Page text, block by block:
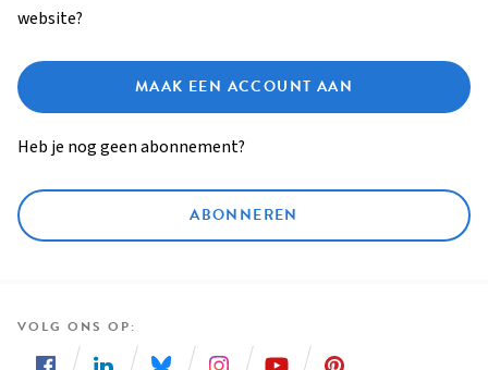
website?
MAAK EEN ACCOUNT AAN
Heb je nog geen abonnement?
ABONNEREN
VOLG ONS OP